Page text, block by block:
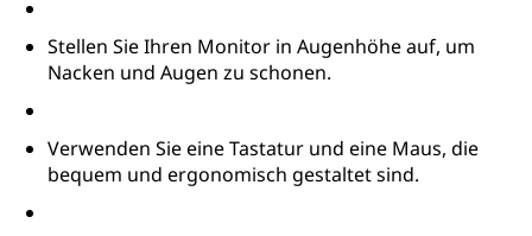
Stellen Sie Ihren Monitor in Augenhöhe auf, um
Nacken und Augen zu schonen.
Verwenden Sie eine Tastatur und eine Maus, die
bequem und ergonomisch gestaltet sind.